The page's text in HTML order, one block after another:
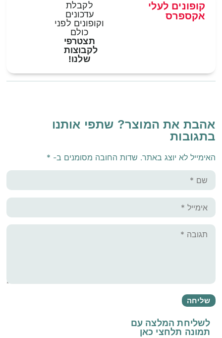
לקבלת
עדכונים
וקופונים לפני
כולם
תצטרפי
לקבוצות
שלנו!
קופונים לעלי
אקספרס
אהבת את המוצר? שתפי אותנו
בתגובות
האימייל לא יוצג באתר. שדות החובה מסומנים ב- *
לשליחת המלצה עם
תמונה תלחצי כאן